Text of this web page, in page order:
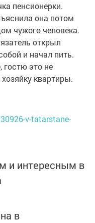
пенсионерки.
она потом
чужого человека.
открыл
и начал пить.
гостю это не
квартиры.
v-tatarstane-
и интересным в
в